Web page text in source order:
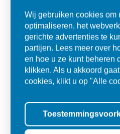
Wij gebruiken cookies om
optimaliseren, het
gerichte advertenties te
partijen. Lees meer over
en hoe u ze kunt beheren
klikken. Als u akkoord
cookies, klikt u op "Alle